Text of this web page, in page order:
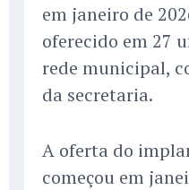
em janeiro de
oferecido em 27
rede municipal,
da secretaria.
A oferta do
começou em